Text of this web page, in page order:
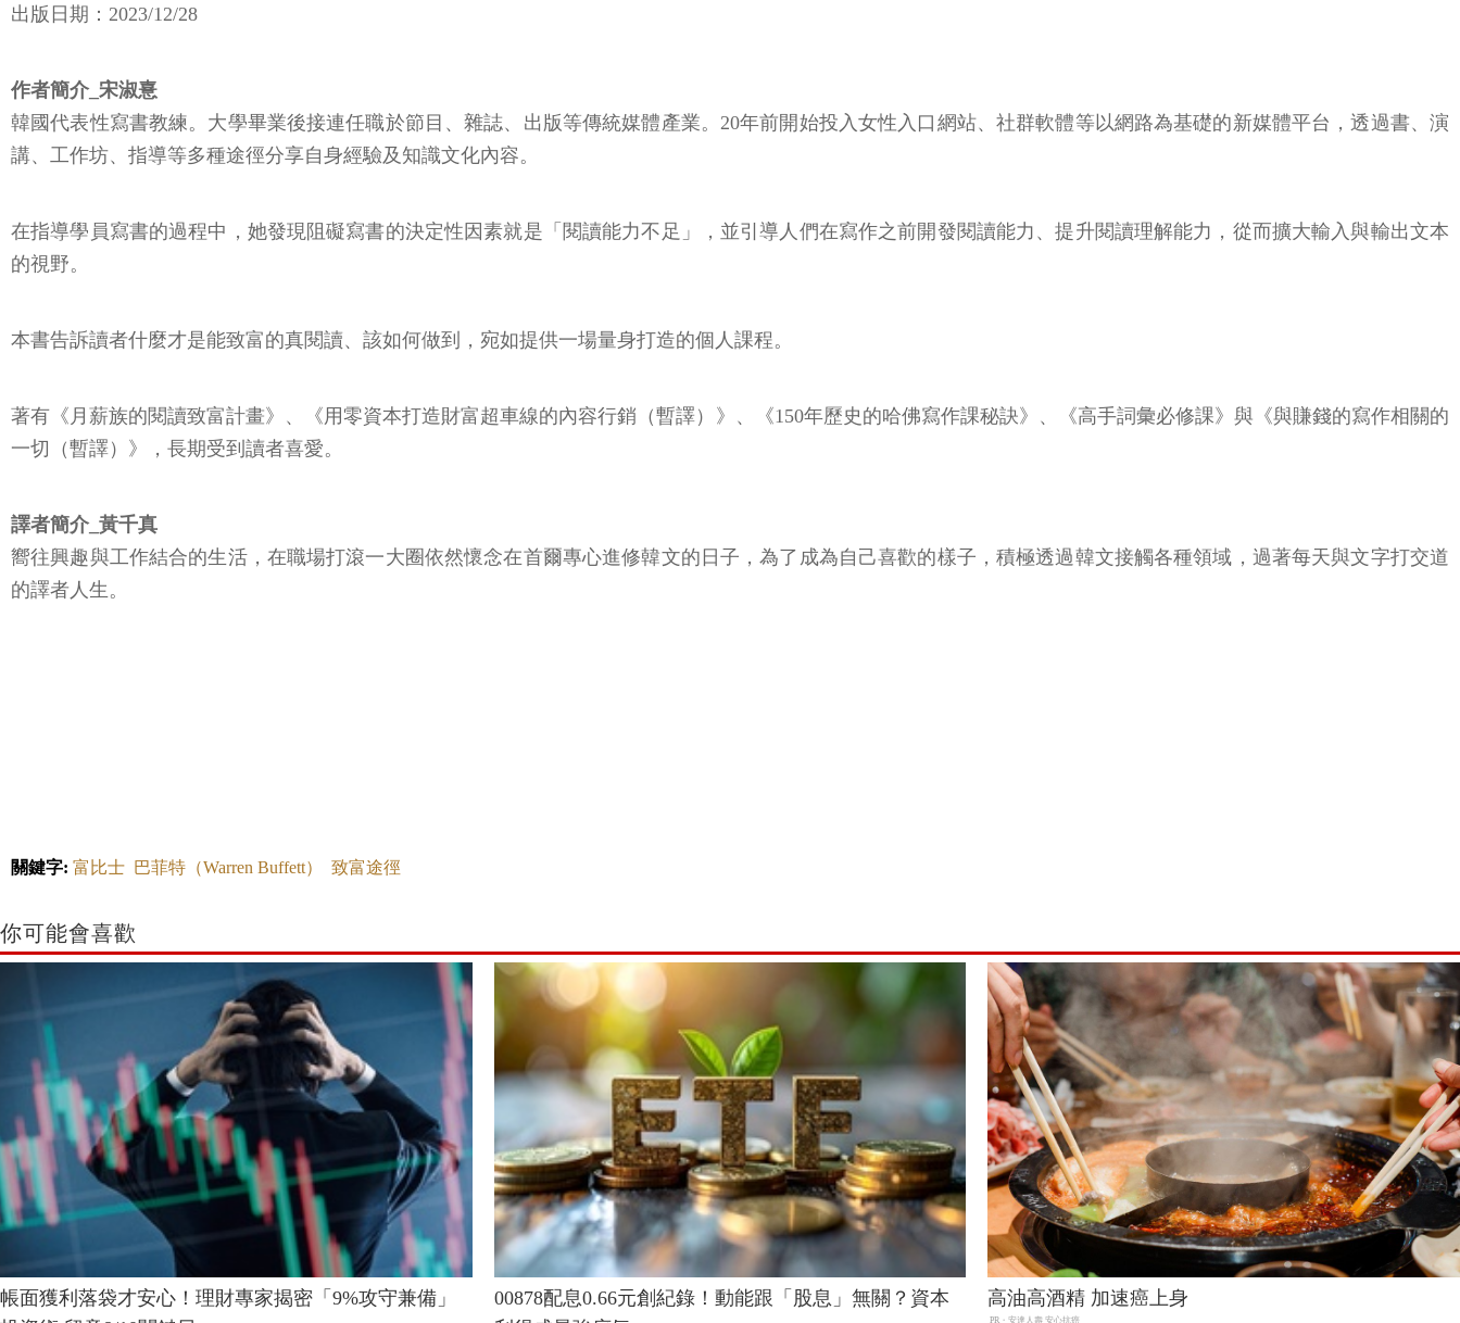
出版日期：2023/12/28
作者簡介_宋淑憙
韓國代表性寫書教練。大學畢業後接連任職於節目、雜誌、出版等傳統媒體產業。20年前開始投入女性入口網站、社群軟體等以網路為基礎的新媒體平台，透過書、演
講、工作坊、指導等多種途徑分享自身經驗及知識文化內容。
在指導學員寫書的過程中，她發現阻礙寫書的決定性因素就是「閱讀能力不足」，並引導人們在寫作之前開發閱讀能力、提升閱讀理解能力，從而擴大輸入與輸出文本
的視野。
本書告訴讀者什麼才是能致富的真閱讀、該如何做到，宛如提供一場量身打造的個人課程。
著有《月薪族的閱讀致富計畫》、《用零資本打造財富超車線的內容行銷（暫譯）》、《150年歷史的哈佛寫作課秘訣》、《高手詞彙必修課》與《與賺錢的寫作相關的
一切（暫譯）》，長期受到讀者喜愛。
譯者簡介_黃千真
嚮往興趣與工作結合的生活，在職場打滾一大圈依然懷念在首爾專心進修韓文的日子，為了成為自己喜歡的樣子，積極透過韓文接觸各種領域，過著每天與文字打交道
的譯者人生。
關鍵字: 富比士 巴菲特（Warren Buffett） 致富途徑
你可能會喜歡
帳面獲利落袋才安心！理財專家揭密「9%攻守兼備」
00878配息0.66元創紀錄！動能跟「股息」無關？資本
高油高酒精 加速癌上身
PR・安達人壽 安心抗癌